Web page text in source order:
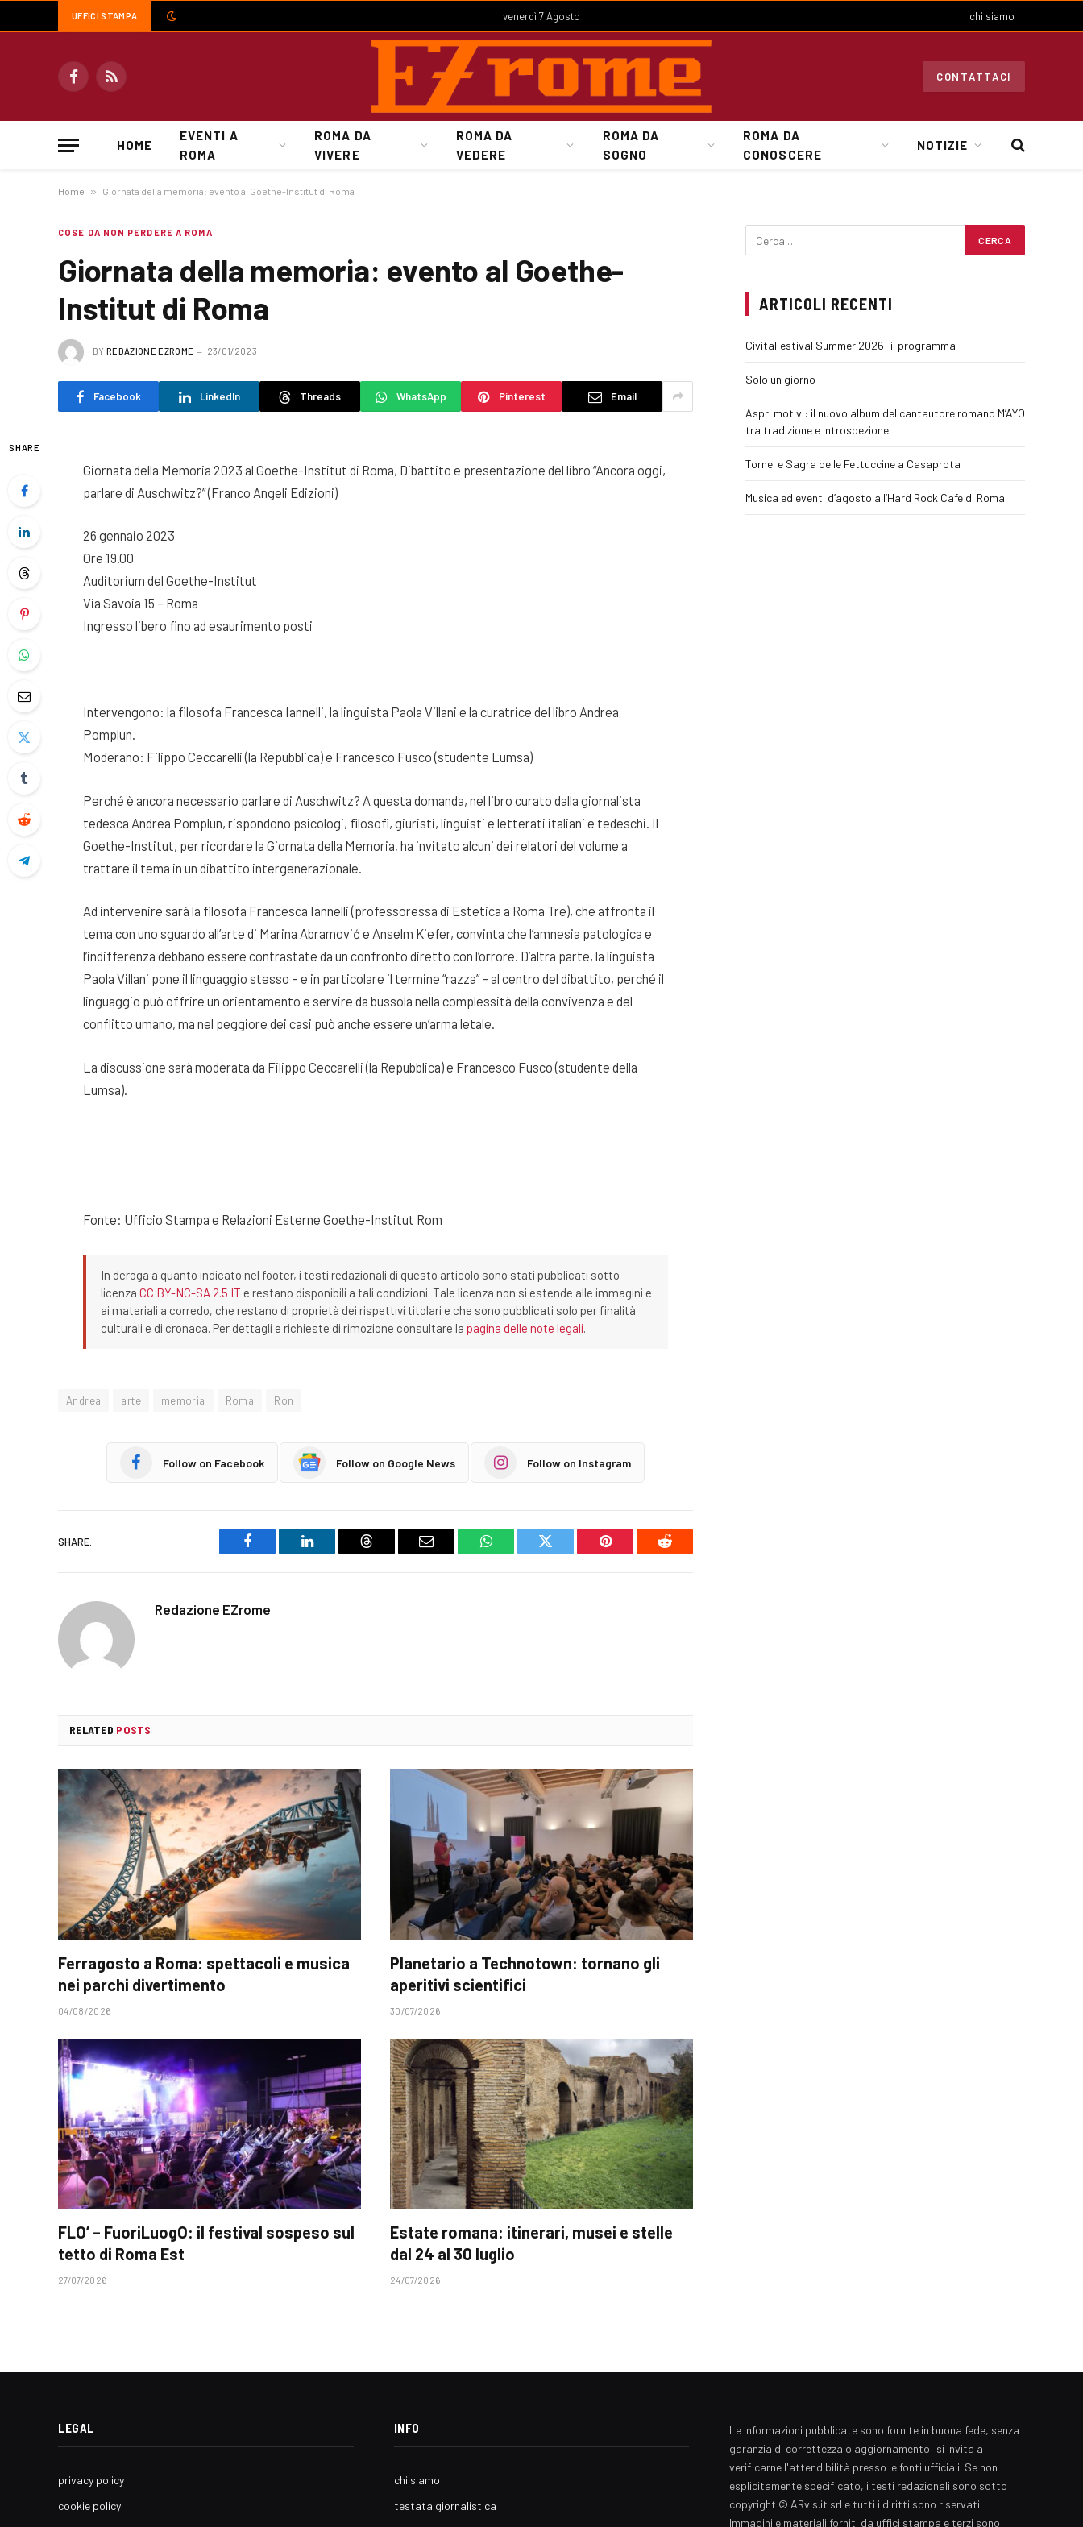
UFFICI STAMPA venerdì 7 Agosto chi siamo
FacebookRSS
CONTATTACI
HOME
EVENTI A
ROMA
ROMA DA
VIVERE
ROMA DA
VEDERE
ROMA DA
SOGNO
ROMA DA
CONOSCERE
NOTIZIE
Home » Giornata della memoria: evento al Goethe-Institut di Roma
COSE DA NON PERDERE A ROMA
Giornata della memoria: evento al Goethe-
Institut di Roma
BY REDAZIONE EZROME 23/01/2023
Facebook LinkedIn Threads WhatsApp Pinterest Email
SHARE
Giornata della Memoria 2023 al Goethe-Institut di Roma, Dibattito e presentazione del libro “Ancora oggi,
parlare di Auschwitz?” (Franco Angeli Edizioni)
26 gennaio 2023
Ore 19.00
Auditorium del Goethe-Institut
Via Savoia 15 – Roma
Ingresso libero fino ad esaurimento posti
Intervengono: la filosofa Francesca Iannelli, la linguista Paola Villani e la curatrice del libro Andrea
Pomplun.
Moderano: Filippo Ceccarelli (la Repubblica) e Francesco Fusco (studente Lumsa)
Perché è ancora necessario parlare di Auschwitz? A questa domanda, nel libro curato dalla giornalista
tedesca Andrea Pomplun, rispondono psicologi, filosofi, giuristi, linguisti e letterati italiani e tedeschi. Il
Goethe-Institut, per ricordare la Giornata della Memoria, ha invitato alcuni dei relatori del volume a
trattare il tema in un dibattito intergenerazionale.
Ad intervenire sarà la filosofa Francesca Iannelli (professoressa di Estetica a Roma Tre), che affronta il
tema con uno sguardo all’arte di Marina Abramović e Anselm Kiefer, convinta che l’amnesia patologica e
l’indifferenza debbano essere contrastate da un confronto diretto con l’orrore. D’altra parte, la linguista
Paola Villani pone il linguaggio stesso – e in particolare il termine “razza” – al centro del dibattito, perché il
linguaggio può offrire un orientamento e servire da bussola nella complessità della convivenza e del
conflitto umano, ma nel peggiore dei casi può anche essere un’arma letale.
La discussione sarà moderata da Filippo Ceccarelli (la Repubblica) e Francesco Fusco (studente della
Lumsa).
Fonte: Ufficio Stampa e Relazioni Esterne Goethe-Institut Rom
In deroga a quanto indicato nel footer, i testi redazionali di questo articolo sono stati pubblicati sotto
licenza CC BY-NC-SA 2.5 IT e restano disponibili a tali condizioni. Tale licenza non si estende alle immagini e
ai materiali a corredo, che restano di proprietà dei rispettivi titolari e che sono pubblicati solo per finalità
culturali e di cronaca. Per dettagli e richieste di rimozione consultare la pagina delle note legali.
Andrea arte memoria Roma Ron
Follow on Facebook Follow on Google News Follow on Instagram
SHARE.
Facebook LinkedIn Threads Email WhatsAppTwitter Pinterest Reddit
Redazione EZrome
RELATED POSTS
Ferragosto a Roma: spettacoli e musica
nei parchi divertimento
04/08/2026
Planetario a Technotown: tornano gli
aperitivi scientifici
30/07/2026
FLO’ – FuoriLuogO: il festival sospeso sul
tetto di Roma Est
27/07/2026
Estate romana: itinerari, musei e stelle
dal 24 al 30 luglio
24/07/2026
ARTICOLI RECENTI
CivitaFestival Summer 2026: il programma
Solo un giorno
Aspri motivi: il nuovo album del cantautore romano M’AYO
tra tradizione e introspezione
Tornei e Sagra delle Fettuccine a Casaprota
Musica ed eventi d’agosto all’Hard Rock Cafe di Roma
LEGAL
privacy policy
cookie policy
INFO
chi siamo
testata giornalistica
Le informazioni pubblicate sono fornite in buona fede, senza
garanzia di correttezza o aggiornamento: si invita a
verificarne l'attendibilità presso le fonti ufficiali. Se non
esplicitamente specificato, i testi redazionali sono sotto
copyright © ARvis.it srl e tutti i diritti sono riservati.
Immagini e materiali forniti da uffici stampa e terzi sono